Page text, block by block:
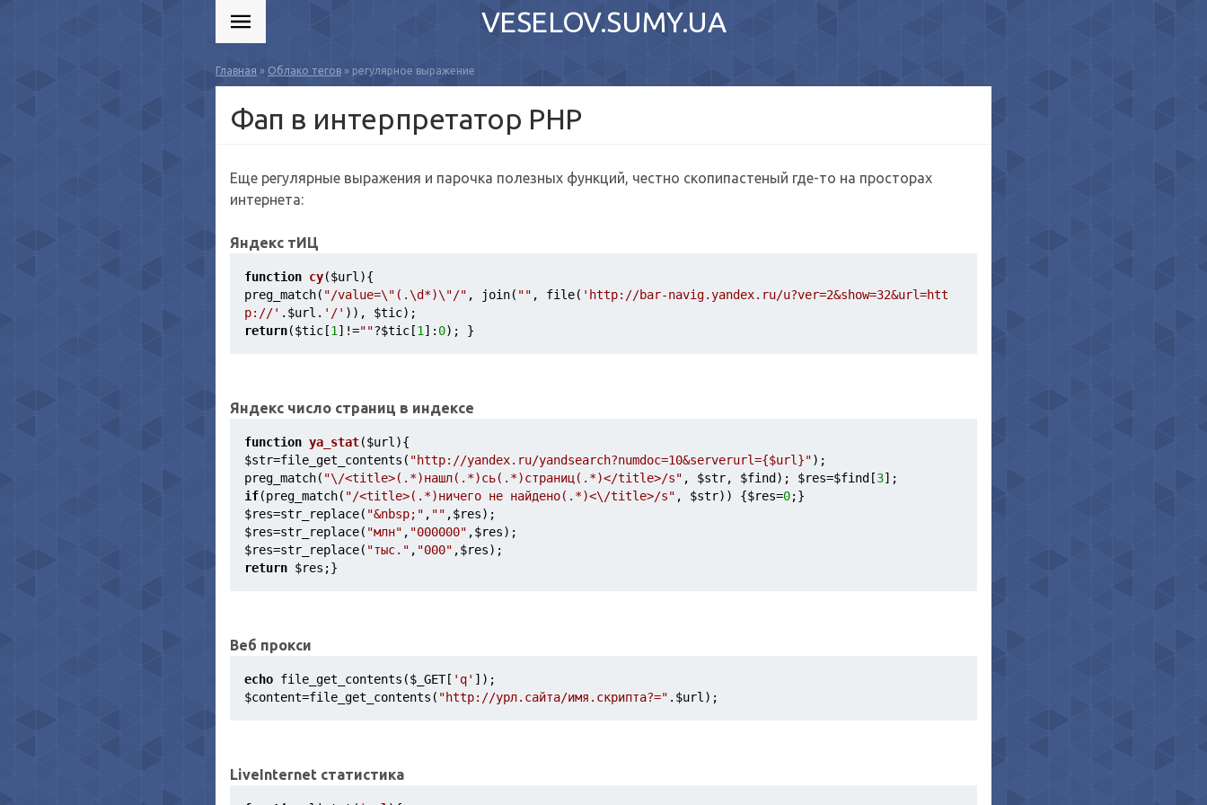
VESELOV.SUMY.UA
Главная » Облако тегов » регулярное выражение
Фап в интерпретатор PHP
Еще регулярные выражения и парочка полезных функций, честно скопипастеный где-то на просторах
интернета:
Яндекс тИЦ
function cy($url ){
preg_match( "/value=\"(.\d*)\"/" , join( "" , file( 'http://bar-navig.yandex.ru/u?ver=2&show=32&url=htt
p://' . $url . '/' )), $tic);
return($tic [1 ]!=""?$tic [1 ]: 0); }
Яндекс число страниц в индексе
function ya_stat($url ){
$str=file_get_contents( "http://yandex.ru/yandsearch?numdoc=10&serverurl={$url}");
preg_match( "\/<title>(.*)нашл(.*)сь(.*)страниц(.*)</title>/s" , $str, $find ); $res=$find [3];
if(preg_match( "/<title>(.*)ничего не найдено(.*)<\/title>/s" , $str)) {$res=0;}
$res=str_replace( "&nbsp;" , "" ,$res);
$res=str_replace( "млн" , "000000" ,$res);
$res=str_replace( "тыс." , "000" ,$res);
return $res ;}
Веб прокси
echo file_get_contents($_GET[ 'q' ]);
$content=file_get_contents( "http://урл.сайта/имя.скрипта?=" . $url );
LiveInternet статистика